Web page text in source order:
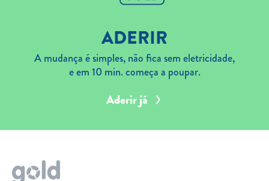
ADERIR
A mudança é simples, não fica sem eletricidade,
e em 10 min. começa a poupar.
Aderir já